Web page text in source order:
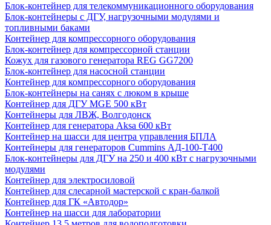
Блок-контейнер для телекоммуникационного оборудования
Блок-контейнеры с ДГУ, нагрузочными модулями и
топливными баками
Контейнер для компрессорного оборудования
Блок-контейнер для компрессорной станции
Кожух для газового генератора REG GG7200
Блок-контейнер для насосной станции
Контейнер для компрессорного оборудования
Блок-контейнеры на санях с люком в крыше
Контейнер для ДГУ MGE 500 кВт
Контейнеры для ЛВЖ, Волгодонск
Контейнер для генератора Aksa 600 кВт
Контейнер на шасси для центра управления БПЛА
Контейнеры для генераторов Cummins АД-100-Т400
Блок-контейнеры для ДГУ на 250 и 400 кВт с нагрузочными
модулями
Контейнер для электросиловой
Контейнер для слесарной мастерской с кран-балкой
Контейнер для ГК «Автодор»
Контейнер на шасси для лаборатории